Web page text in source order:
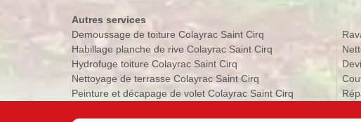
Autres services
Demoussage de toiture Colayrac Saint Cirq
Habillage planche de rive Colayrac Saint Cirq
Hydrofuge toiture Colayrac Saint Cirq
Nettoyage de terrasse Colayrac Saint Cirq
Peinture et décapage de volet Colayrac Saint Cirq